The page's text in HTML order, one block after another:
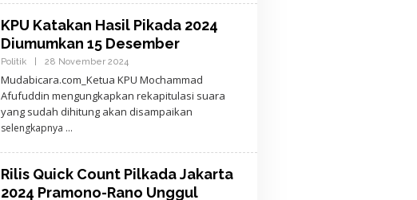
A
K
S
I
KPU Katakan Hasil Pikada 2024
Diumumkan 15 Desember
Politik 28 November 2024O
E
H
A
J
E
A
T
Mudabicara.com_Ketua KPU Mochammad
Afufuddin mengungkapkan rekapitulasi suara
yang sudah dihitung akan disampaikan
selengkapnya
Rilis Quick Count Pilkada Jakarta
2024 Pramono-Rano Unggul